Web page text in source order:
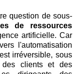
question de sous-
de ressources
artificielle. Car
l'automatisation
irréversible, sous
des clients et des